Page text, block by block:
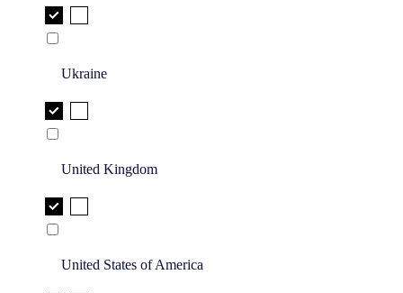
Ukraine
United Kingdom
United States of America